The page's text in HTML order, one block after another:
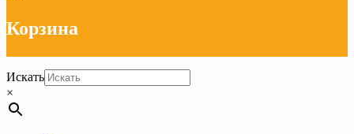
Корзина
Искать
×